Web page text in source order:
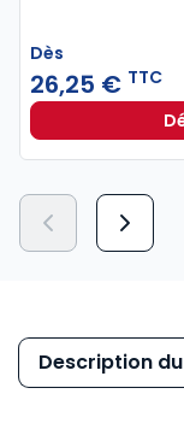
Dès
26,25 € TTC
Description